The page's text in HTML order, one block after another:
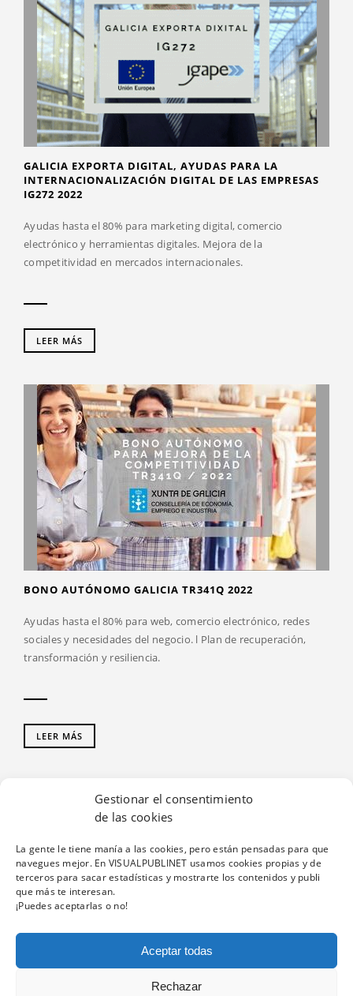
Gestionar el consentimiento
de las cookies
La gente le tiene manía a las cookies, pero están pensadas para que
navegues mejor. En VISUALPUBLINET usamos cookies propias y de
terceros para sacar estadísticas y mostrarte los contenidos y publi
que más te interesan.
¡Puedes aceptarlas o no!
Aceptar todas
Rechazar
GALICIA EXPORTA DIGITAL, AYUDAS PARA LA
INTERNACIONALIZACIÓN DIGITAL DE LAS EMPRESAS
IG272 2022
Ayudas hasta el 80% para marketing digital, comercio
electrónico y herramientas digitales. Mejora de la
competitividad en mercados internacionales.
LEER MÁS
BONO AUTÓNOMO GALICIA TR341Q 2022
Ayudas hasta el 80% para web, comercio electrónico, redes
sociales y necesidades del negocio. l Plan de recuperación,
transformación y resiliencia.
LEER MÁS
© 2019 VISUAL PUBLINET - AYUDAS Y SUBVENCIONES